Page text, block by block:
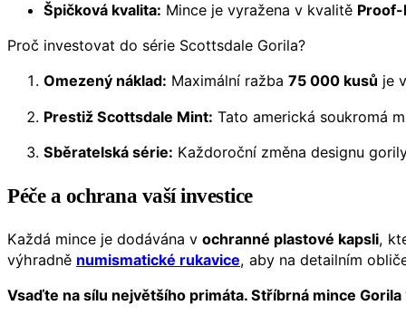
Špičková kvalita: Mince je vyražena v kvalitě
Proč investovat do série Scottsdale Gorila?
Omezený náklad: Maximální ražba 75 000 kusů je
Prestiž Scottsdale Mint: Tato americká soukromá
Sběratelská série: Každoroční změna designu
Péče a ochrana vaší investice
Každá mince je dodávána v ochranné plastové kapsli,
výhradně numismatické rukavice, aby na detailním
Vsaďte na sílu největšího primáta. Stříbrná mince